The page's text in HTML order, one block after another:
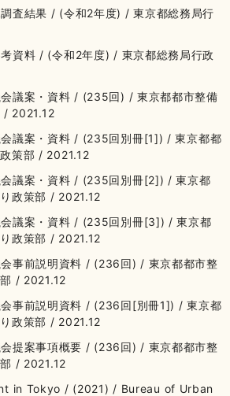
査結果 / (令和2年度) / 東京都総務局行
資料 / (令和2年度) / 東京都総務局行政
議案・資料 / (235回) / 東京都都市整備
/ 2021.12
議案・資料 / (235回別冊[1]) / 東京都都
策部 / 2021.12
会議案・資料 / (235回別冊[2]) / 東京都
政策部 / 2021.12
会議案・資料 / (235回別冊[3]) / 東京都
政策部 / 2021.12
事前説明資料 / (236回) / 東京都都市整
/ 2021.12
事前説明資料 / (236回[別冊1]) / 東京都
政策部 / 2021.12
提案事項概要 / (236回) / 東京都都市整
/ 2021.12
in Tokyo / (2021) / Bureau of Urban